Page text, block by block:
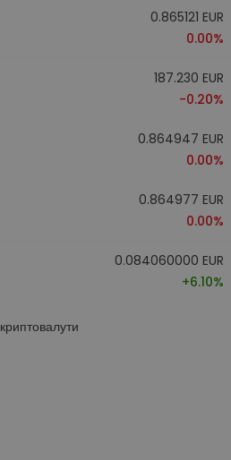
0.865121 EUR
0.00%
187.230 EUR
-0.20%
0.864947 EUR
0.00%
0.864977 EUR
0.00%
0.084060000 EUR
+6.10%
криптовалути